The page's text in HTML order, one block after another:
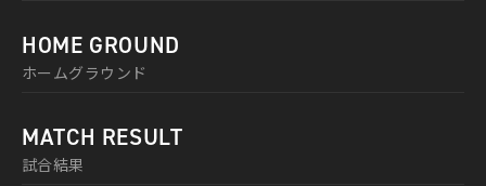
HOME GROUND
ホームグラウンド
MATCH RESULT
試合結果